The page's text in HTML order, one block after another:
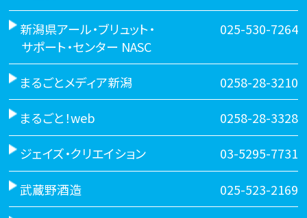
新潟県アール・ブリュット・
サポート・センター NASC
025-530-7264
まるごとメディア新潟 0258-28-3210
まるごと！web 0258-28-3328
ジェイズ・クリエイション 03-5295-7731
武蔵野酒造 025-523-2169